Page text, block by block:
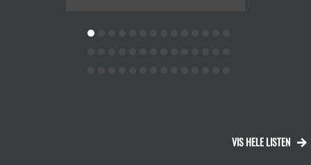
VIS HELE LISTEN